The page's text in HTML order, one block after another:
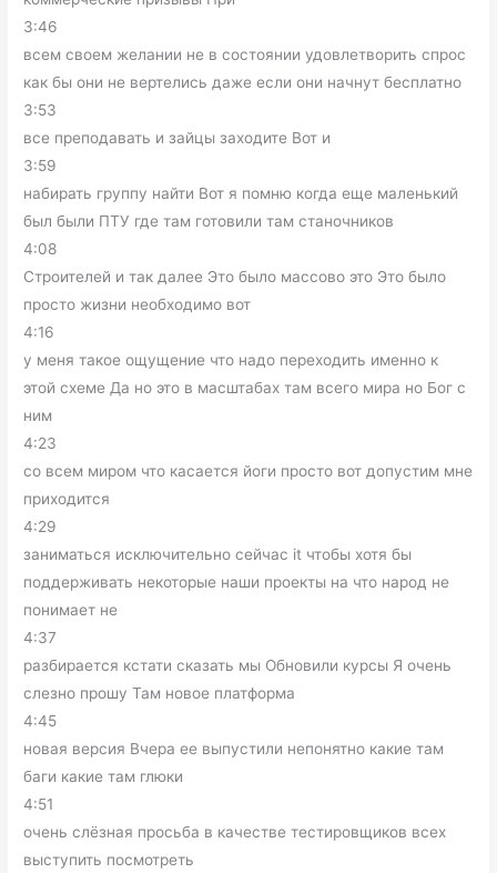
3:46
всем своем желании не в состоянии удовлетворить спрос
как бы они не вертелись даже если они начнут бесплатно
3:53
все преподавать и зайцы заходите Вот и
3:59
набирать группу найти Вот я помню когда еще маленький
был были ПТУ где там готовили там станочников
4:08
Строителей и так далее Это было массово это Это было
просто жизни необходимо вот
4:16
у меня такое ощущение что надо переходить именно к
этой схеме Да но это в масштабах там всего мира но Бог с
ним
4:23
со всем миром что касается йоги просто вот допустим мне
приходится
4:29
заниматься исключительно сейчас it чтобы хотя бы
поддерживать некоторые наши проекты на что народ не
понимает не
4:37
разбирается кстати сказать мы Обновили курсы Я очень
слезно прошу Там новое платформа
4:45
новая версия Вчера ее выпустили непонятно какие там
баги какие там глюки
4:51
очень слёзная просьба в качестве тестировщиков всех
выступить посмотреть